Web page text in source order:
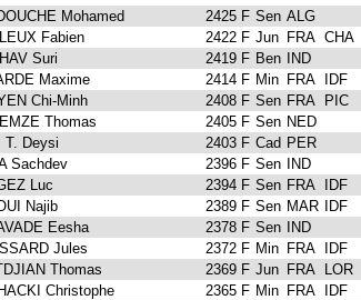
Mohamed
2425 F Sen ALG
Fabien
2422 F Jun FRA CHA
Suri
2419 F Ben IND
Maxime
2414 F Min FRA IDF
Chi-Minh
2408 F Sen FRA PIC
Thomas
2405 F Sen NED
T. Deysi
2403 F Cad PER
Sachdev
2396 F Sen IND
Luc
2394 F Sen FRA IDF
Najib
2389 F Sen MAR IDF
Eesha
2378 F Sen IND
Jules
2372 F Min FRA IDF
Thomas
2369 F Jun FRA LOR
Christophe
2365 F Min FRA IDF